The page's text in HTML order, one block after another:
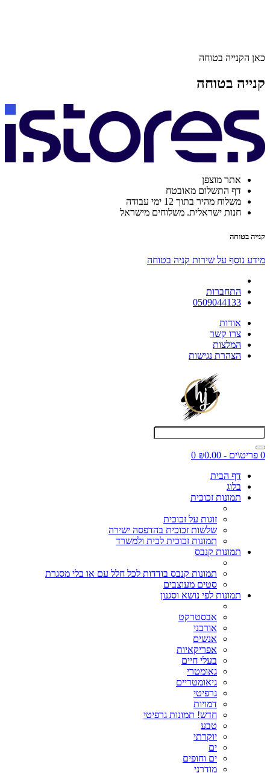
כאן הקנייה בטוחה
קנייה בטוחה
אתר מוצפן
דף התשלום מאובטח
משלוח מהיר בתוך 12 ימי עבודה
חנות ישראלית. משלוחים מישראל
קנייה בטוחה
מידע נוסף על שירות קניה בטוחה
התחברות
0509044133
אודות
צרו קשר
המלצות
הצהרת נגישות
0 פריט\ים - ₪0.00
0
דף הבית
בלוג
תמונות זכוכית
זוגות על זכוכית
שלשות זכוכית בהדפסה ישירה
תמונות זכוכית לבית ולמשרד
תמונות קנבס
תמונות קנבס בודדות לכל חלל עם או בלי מסגרת
סטים מעוצבים
תמונות לפי נושא וסגנון
אבסטרקט
אורבני
אנשים
אפריקאיות
בעלי חיים
גאומטרי
גיאומטריים
גרפיטי
דמויות
חדש! תמונות גרפיטי
טבע
יוקרתי
ים
ים וחופים
מודרני